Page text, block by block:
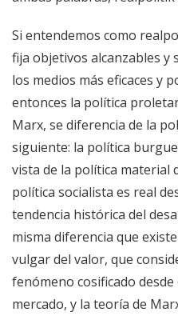
Si entendemos como
fija objetivos alcanzables y
los medios más eficaces y
entonces la política
Marx, se diferencia de la
siguiente: la política
vista de la política material
política socialista es real
tendencia histórica del
misma diferencia que
vulgar del valor, que
fenómeno cosificado
mercado, y la teoría de